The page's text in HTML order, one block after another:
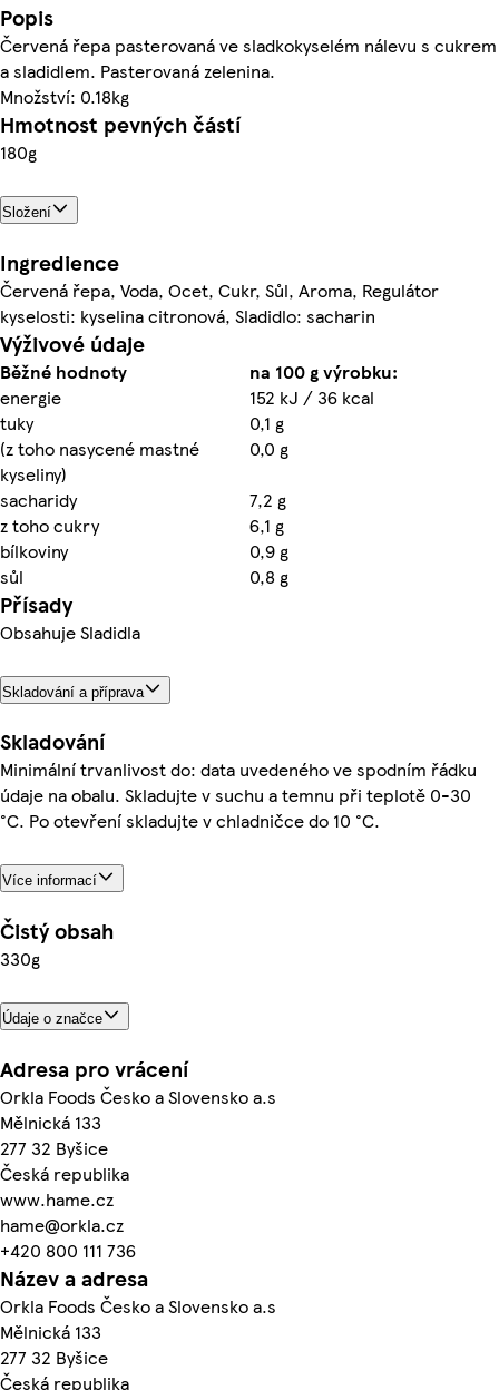
Popis
Červená řepa pasterovaná ve sladkokyselém nálevu s cukrem
a sladidlem. Pasterovaná zelenina.
Množství: 0.18kg
Hmotnost pevných částí
180g
Složení
Ingredience
Červená řepa, Voda, Ocet, Cukr, Sůl, Aroma, Regulátor
kyselosti: kyselina citronová, Sladidlo: sacharin
Výživové údaje
Běžné hodnoty
na 100 g výrobku:
energie
152 kJ / 36 kcal
tuky
0,1 g
(z toho nasycené mastné
kyseliny)
0,0 g
sacharidy
7,2 g
z toho cukry
6,1 g
bílkoviny
0,9 g
sůl
0,8 g
Přísady
Obsahuje Sladidla
Skladování a příprava
Skladování
Minimální trvanlivost do: data uvedeného ve spodním řádku
údaje na obalu. Skladujte v suchu a temnu při teplotě 0-30
°C. Po otevření skladujte v chladničce do 10 °C.
Více informací
Čistý obsah
330g
Údaje o značce
Adresa pro vrácení
Orkla Foods Česko a Slovensko a.s
Mělnická 133
277 32 Byšice
Česká republika
www.hame.cz
hame@orkla.cz
+420 800 111 736
Název a adresa
Orkla Foods Česko a Slovensko a.s
Mělnická 133
277 32 Byšice
Česká republika